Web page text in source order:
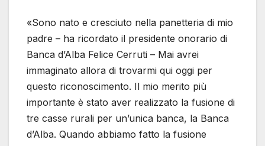
«Sono nato e cresciuto nella panetteria di mio
padre – ha ricordato il presidente onorario di
Banca d’Alba Felice Cerruti – Mai avrei
immaginato allora di trovarmi qui oggi per
questo riconoscimento. Il mio merito più
importante è stato aver realizzato la fusione di
tre casse rurali per un’unica banca, la Banca
d’Alba. Quando abbiamo fatto la fusione